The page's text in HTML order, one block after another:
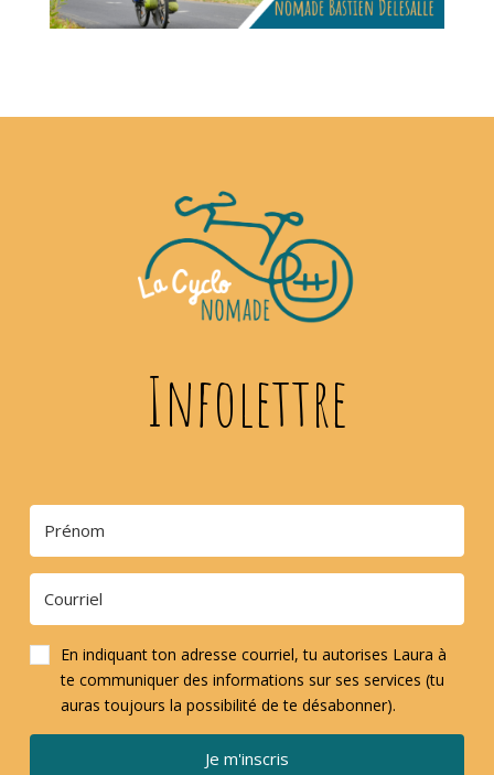
Infolettre
En indiquant ton adresse courriel, tu autorises Laura à
te communiquer des informations sur ses services (tu
auras toujours la possibilité de te désabonner).
Je m'inscris